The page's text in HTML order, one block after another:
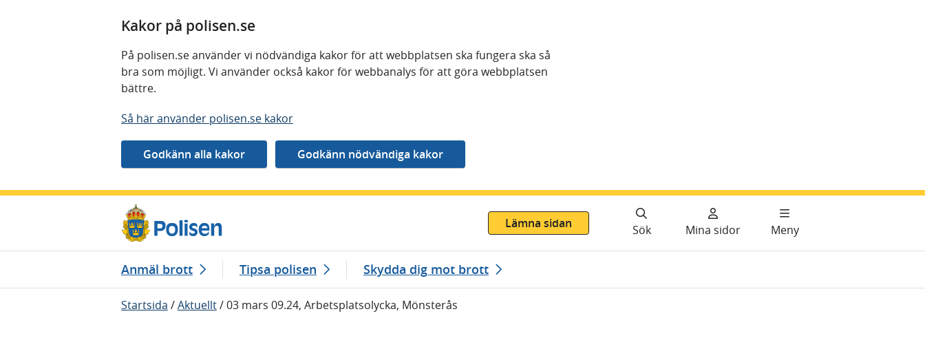
Kakor på polisen.se
På polisen.se använder vi nödvändiga kakor för att webbplatsen ska fungera ska så
bra som möjligt. Vi använder också kakor för webbanalys för att göra webbplatsen
bättre.
Så här använder polisen.se kakor
Lämna sidan
Sök Mina sidor Meny
Anmäl brott Tipsa polisen Skydda dig mot brott
Startsida /Aktuellt/03 mars 09.24, Arbetsplatsolycka, Mönsterås